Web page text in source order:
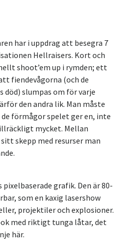
har i uppdrag att besegra 7
Hellraisers. Kort och
shoot’em up i rymden; ett
fiendevågorna (och de
död) slumpas om för varje
den andra lik. Man måste
förmågor spelet ger en, inte
mycket. Mellan
skepp med resurser man
grafik. Den är 80-
som en kaxig lasershow
projektiler och explosioner.
med riktigt tunga låtar, det
här.